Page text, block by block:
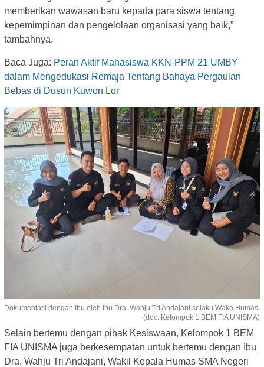
memberikan wawasan baru kepada para siswa tentang
kepemimpinan dan pengelolaan organisasi yang baik,”
tambahnya.
Baca Juga: Peran Aktif Mahasiswa KKN-PPM 21 UMBY
dalam Mengedukasi Remaja Tentang Bahaya Pergaulan
Bebas di Dusun Kuwon Lor
Dokumentasi dengan Ibu oleh Ibu Dra. Wahju Tri Andajani selaku Waka Humas.
(doc. Kelompok 1 BEM FIA UNISMA)
Selain bertemu dengan pihak Kesiswaan, Kelompok 1 BEM
FIA UNISMA juga berkesempatan untuk bertemu dengan Ibu
Dra. Wahju Tri Andajani, Wakil Kepala Humas SMA Negeri